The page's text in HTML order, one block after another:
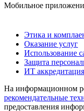
Мобильное
Этика и
Оказание услуг
Использование
Защита
ИТ аккредитация
На информационном
рекомендательные
предоставления